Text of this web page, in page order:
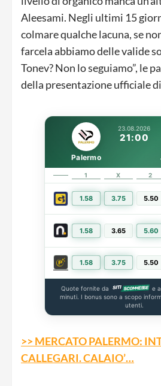
Aleesami. Negli ultimi 15
colmare qualche lacuna, se
farcela abbiamo delle valide
Tonev? Non lo seguiamo”, le
della presentazione ufficiale
23.08.2026
21:00
Palermo
1 X 2
1.58 3.75 5.50
1.58 3.65 5.60
1.58 3.75 5.50
Quote fornite da
e
minuti. I bonus sono a scopo
utenti.
>> MERCATO PALERMO:
CALLEGARI. CALAIO’…